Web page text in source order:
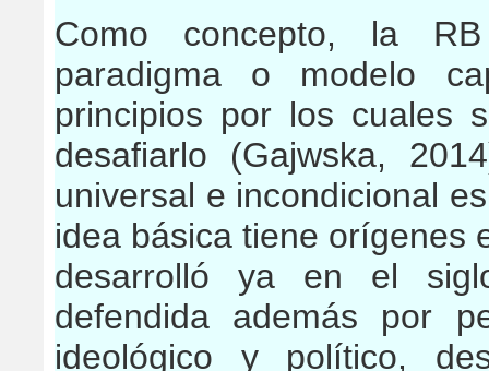
Como concepto, la
paradigma o modelo
principios por los cuales
desafiarlo (Gajwska,
universal e incondicional
idea básica tiene orígenes
desarrolló ya en el
defendida además por
ideológico y político,